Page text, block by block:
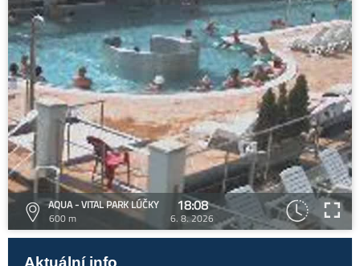
AQUA - VITAL PARK LÚČKY
600 m
18:08
6. 8. 2026
Aktuální info